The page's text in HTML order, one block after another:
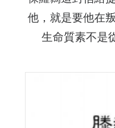
他，就是要他在
生命質素不是